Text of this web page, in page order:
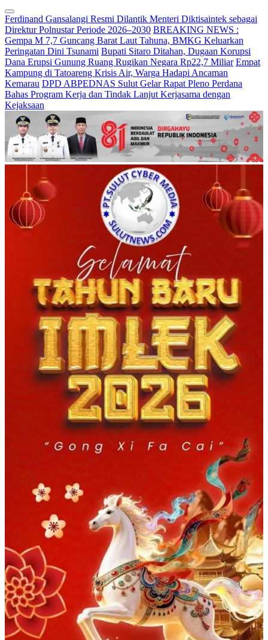
Ferdinand Gansalangi Resmi Dilantik Menteri Diktisaintek sebagai
Direktur Polnustar Periode 2026–2030 BREAKING NEWS :
Gempa M 7,7 Guncang Barat Laut Tahuna, BMKG Keluarkan
Peringatan Dini Tsunami Bupati Sitaro Ditahan, Dugaan Korupsi
Dana Erupsi Gunung Ruang Rugikan Negara Rp22,7 Miliar Empat
Kampung di Tatoareng Krisis Air, Warga Hadapi Ancaman
Kemarau DPD ABPEDNAS Sulut Gelar Rapat Pleno Perdana
Bahas Program Kerja dan Tindak Lanjut Kerjasama dengan
Kejaksaan